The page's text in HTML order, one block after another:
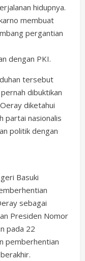
hidupnya.
membuat
pergantian
dengan PKI.
tersebut
dibuktikan
diketahui
partai nasionalis
politik dengan
Basuki
sebagai
Presiden Nomor
pada 22
pemberhentian